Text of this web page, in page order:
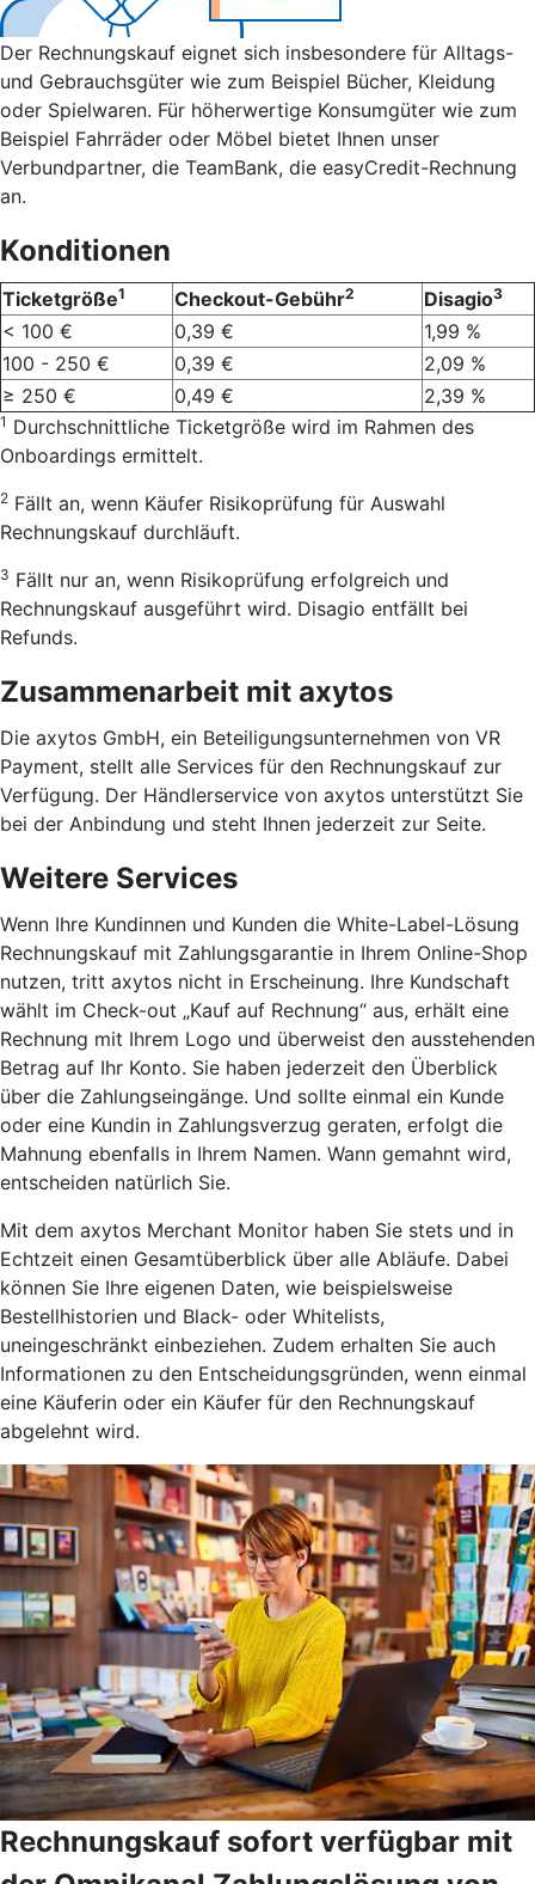
Der Rechnungskauf eignet sich insbesondere für Alltags-
und Gebrauchsgüter wie zum Beispiel Bücher, Kleidung
oder Spielwaren. Für höherwertige Konsumgüter wie zum
Beispiel Fahrräder oder Möbel bietet Ihnen unser
Verbundpartner, die TeamBank, die easyCredit-Rechnung
an.
Konditionen
Ticketgröße1 Checkout-Gebühr2 Disagio3
< 100 € 0,39 €
1,99 %
100 - 250 €
0,39 €
2,09 %
≥ 250 €
0,49 € 2,39 %
1 Durchschnittliche Ticketgröße wird im Rahmen des
Onboardings ermittelt.
2 Fällt an, wenn Käufer Risikoprüfung für Auswahl
Rechnungskauf durchläuft.
3 Fällt nur an, wenn Risikoprüfung erfolgreich und
Rechnungskauf ausgeführt wird. Disagio entfällt bei
Refunds.
Zusammenarbeit mit axytos
Die axytos GmbH, ein Beteiligungsunternehmen von VR
Payment, stellt alle Services für den Rechnungskauf zur
Verfügung. Der Händlerservice von axytos unterstützt Sie
bei der Anbindung und steht Ihnen jederzeit zur Seite.
Weitere Services
Wenn Ihre Kundinnen und Kunden die White-Label-Lösung
Rechnungskauf mit Zahlungsgarantie in Ihrem Online-Shop
nutzen, tritt axytos nicht in Erscheinung. Ihre Kundschaft
wählt im Check-out „Kauf auf Rechnung“ aus, erhält eine
Rechnung mit Ihrem Logo und überweist den ausstehenden
Betrag auf Ihr Konto. Sie haben jederzeit den Überblick
über die Zahlungseingänge. Und sollte einmal ein Kunde
oder eine Kundin in Zahlungsverzug geraten, erfolgt die
Mahnung ebenfalls in Ihrem Namen. Wann gemahnt wird,
entscheiden natürlich Sie.
Mit dem axytos Merchant Monitor haben Sie stets und in
Echtzeit einen Gesamtüberblick über alle Abläufe. Dabei
können Sie Ihre eigenen Daten, wie beispielsweise
Bestellhistorien und Black- oder Whitelists,
uneingeschränkt einbeziehen. Zudem erhalten Sie auch
Informationen zu den Entscheidungsgründen, wenn einmal
eine Käuferin oder ein Käufer für den Rechnungskauf
abgelehnt wird.
Rechnungskauf sofort verfügbar mit